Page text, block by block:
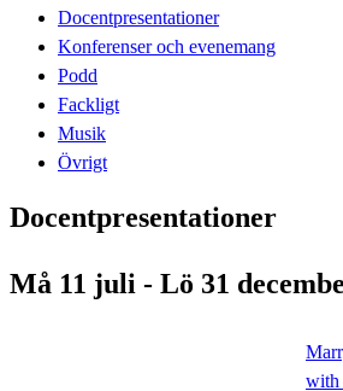
Docentpresentationer
Konferenser och evenemang
Podd
Fackligt
Musik
Övrigt
Docentpresentationer
Må 11 juli - Lö 31
with